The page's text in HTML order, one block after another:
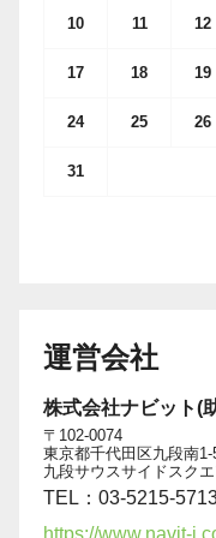
10 11 12
17 18 19
24 25 26
31
運営会社
株式会社ナビット(
〒102-0074
東京都千代田区九段南1-
九段サウスサイドスク
TEL：03-5215-
https://www.navit-